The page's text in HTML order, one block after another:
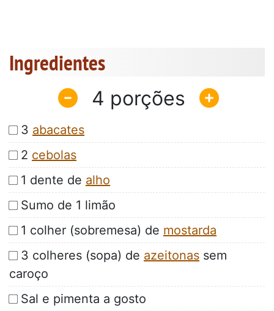
Ingredientes
4
3 abacates
2 cebolas
1 dente de alho
Sumo de 1 limão
1 colher (sobremesa) de mostarda
3 colheres (sopa) de azeitonas sem
caroço
Sal e pimenta a gosto